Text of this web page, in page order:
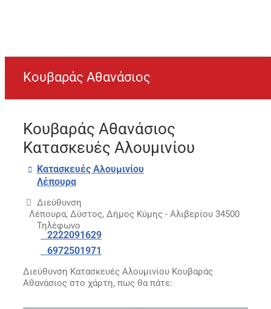
Κουβαράς Αθανάσιος
Κουβαράς Αθανάσιος
Κατασκευές Αλουμινίου
Κατασκευές Αλουμινίου
Λέπουρα
Διεύθυνση
Λέπουρα, Δύστος, Δήμος Κύμης - Αλιβερίου 34500
Τηλέφωνο
2222091629
6972501971
Διεύθυνση Κατασκευές Αλουμινίου Κουβαράς
Αθανάσιος στο χάρτη, πως θα πάτε: